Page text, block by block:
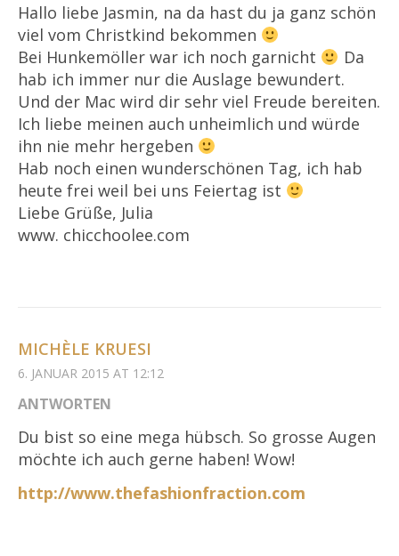
Hallo liebe Jasmin, na da hast du ja ganz schön
viel vom Christkind bekommen
Bei Hunkemöller war ich noch garnicht
Da
hab ich immer nur die Auslage bewundert.
Und der Mac wird dir sehr viel Freude bereiten.
Ich liebe meinen auch unheimlich und würde
ihn nie mehr hergeben
Hab noch einen wunderschönen Tag, ich hab
heute frei weil bei uns Feiertag ist
Liebe Grüße, Julia
www. chicchoolee.com
MICHÈLE KRUESI
6. JANUAR 2015 AT 12:12
ANTWORTEN
Du bist so eine mega hübsch. So grosse Augen
möchte ich auch gerne haben! Wow!
http://www.thefashionfraction.com